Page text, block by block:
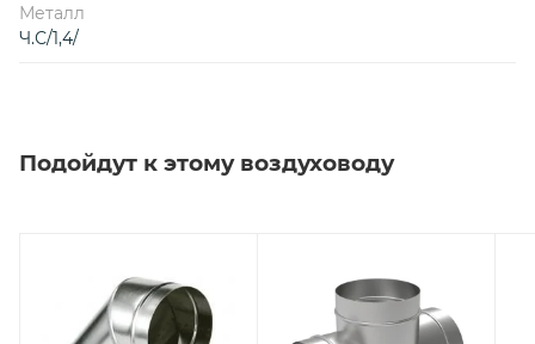
Металл
Ч.С/1,4/
Подойдут к этому воздуховоду